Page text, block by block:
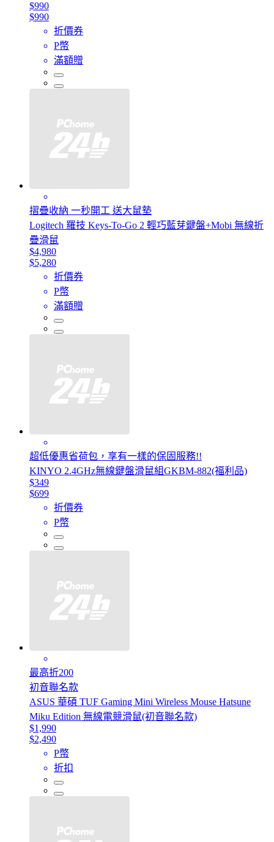
$990
$990
折價券
P幣
滿額贈
摺疊收納 一秒開工 送大鼠墊
Logitech 羅技 Keys-To-Go 2 輕巧藍芽鍵盤+Mobi 無線折
疊滑鼠
$4,980
$5,280
折價券
P幣
滿額贈
超低優惠省荷包，享有一樣的保固服務!!
KINYO 2.4GHz無線鍵盤滑鼠組GKBM-882(福利品)
$349
$699
折價券
P幣
最高折200
初音聯名款
ASUS 華碩 TUF Gaming Mini Wireless Mouse Hatsune
Miku Edition 無線電競滑鼠(初音聯名款)
$1,990
$2,490
P幣
折扣